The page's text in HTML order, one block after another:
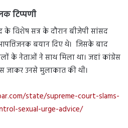
टिप्पणी
विशेष सत्र के दौरान बीजेपी सांसद
बयान दिए थे। जिसके बाद
के नेताओं ने साथ मिला था। जहां कांग्रेस
जाकर उनसे मुलाकात की थी।
state/supreme-court-slams-
sexual-urge-advice/